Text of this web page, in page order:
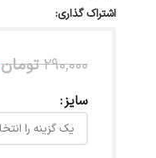
اشتراک گذاری:
290,000 تومان
سایز